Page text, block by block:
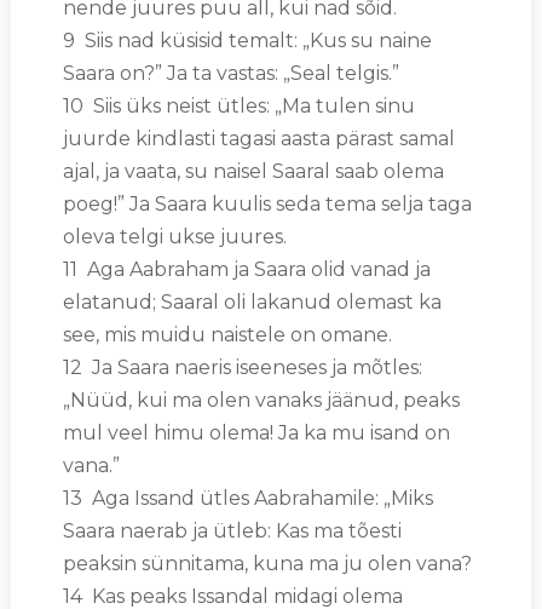
nende juures puu all, kui nad sõid.
9 Siis nad küsisid temalt: „Kus su naine
Saara on?” Ja ta vastas: „Seal telgis.”
10 Siis üks neist ütles: „Ma tulen sinu
juurde kindlasti tagasi aasta pärast samal
ajal, ja vaata, su naisel Saaral saab olema
poeg!” Ja Saara kuulis seda tema selja taga
oleva telgi ukse juures.
11 Aga Aabraham ja Saara olid vanad ja
elatanud; Saaral oli lakanud olemast ka
see, mis muidu naistele on omane.
12 Ja Saara naeris iseeneses ja mõtles:
„Nüüd, kui ma olen vanaks jäänud, peaks
mul veel himu olema! Ja ka mu isand on
vana.”
13 Aga Issand ütles Aabrahamile: „Miks
Saara naerab ja ütleb: Kas ma tõesti
peaksin sünnitama, kuna ma ju olen vana?
14 Kas peaks Issandal midagi olema